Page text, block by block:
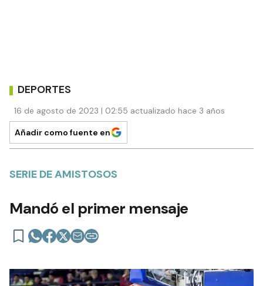
DEPORTES
16 de agosto de 2023 | 02:55 actualizado hace 3 años
Añadir como fuente en
SERIE DE AMISTOSOS
Mandó el primer mensaje